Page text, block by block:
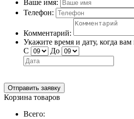
Ваше имя:
Телефон:
Комментарий:
Укажите время и дату, когда вам
С
До
Отправить заявку
Корзина товаров
Всего: